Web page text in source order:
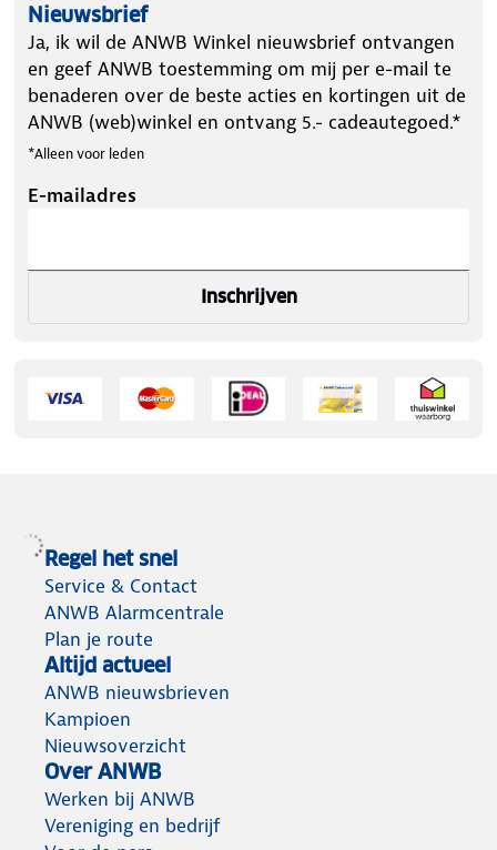
Nieuwsbrief
Ja, ik wil de ANWB Winkel nieuwsbrief ontvangen
en geef ANWB toestemming om mij per e-mail te
benaderen over de beste acties en kortingen uit de
ANWB (web)winkel en ontvang 5.- cadeautegoed.*
*Alleen voor leden
E-mailadres
Inschrijven
Regel het snel
Service & Contact
ANWB Alarmcentrale
Plan je route
Altijd actueel
ANWB nieuwsbrieven
Kampioen
Nieuwsoverzicht
Over ANWB
Werken bij ANWB
Vereniging en bedrijf